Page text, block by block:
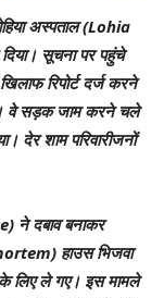
अस्पताल (Lohia
सूचना पर पहुंचे
रिपोर्ट दर्ज करने
वे सड़क जाम करने चले
देर शाम परिवारीजनों
ने दबाव बनाकर
हाउस भिजवा
के लिए ले गए। इस मामले